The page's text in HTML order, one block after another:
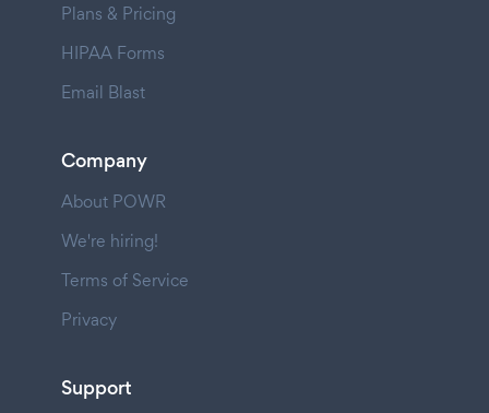
Plans & Pricing
HIPAA Forms
Email Blast
Company
About POWR
We're hiring!
Terms of Service
Privacy
Support